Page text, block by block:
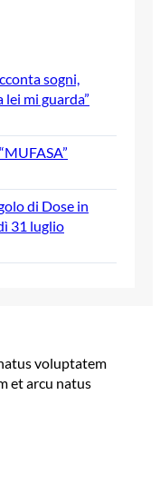
sogni,
mi guarda”
di Dose in
31 luglio
voluptatem
et arcu natus